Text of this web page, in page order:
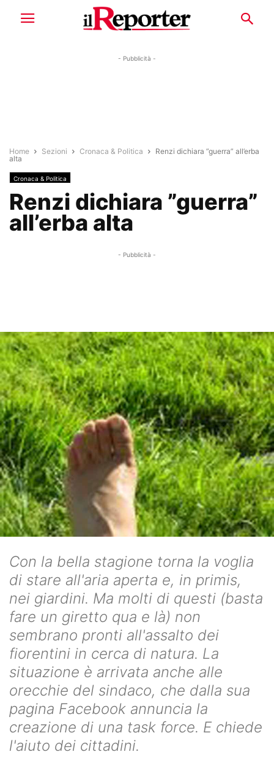
- Pubblicità -
Home Sezioni Cronaca & Politica
Renzi dichiara ”guerra” all’erba
alta
Cronaca & Politica
Renzi dichiara ”guerra”
all’erba alta
- Pubblicità -
Con la bella stagione torna la voglia
di stare all'aria aperta e, in primis,
nei giardini. Ma molti di questi (basta
fare un giretto qua e là) non
sembrano pronti all'assalto dei
fiorentini in cerca di natura. La
situazione è arrivata anche alle
orecchie del sindaco, che dalla sua
pagina Facebook annuncia la
creazione di una task force. E chiede
l'aiuto dei cittadini.